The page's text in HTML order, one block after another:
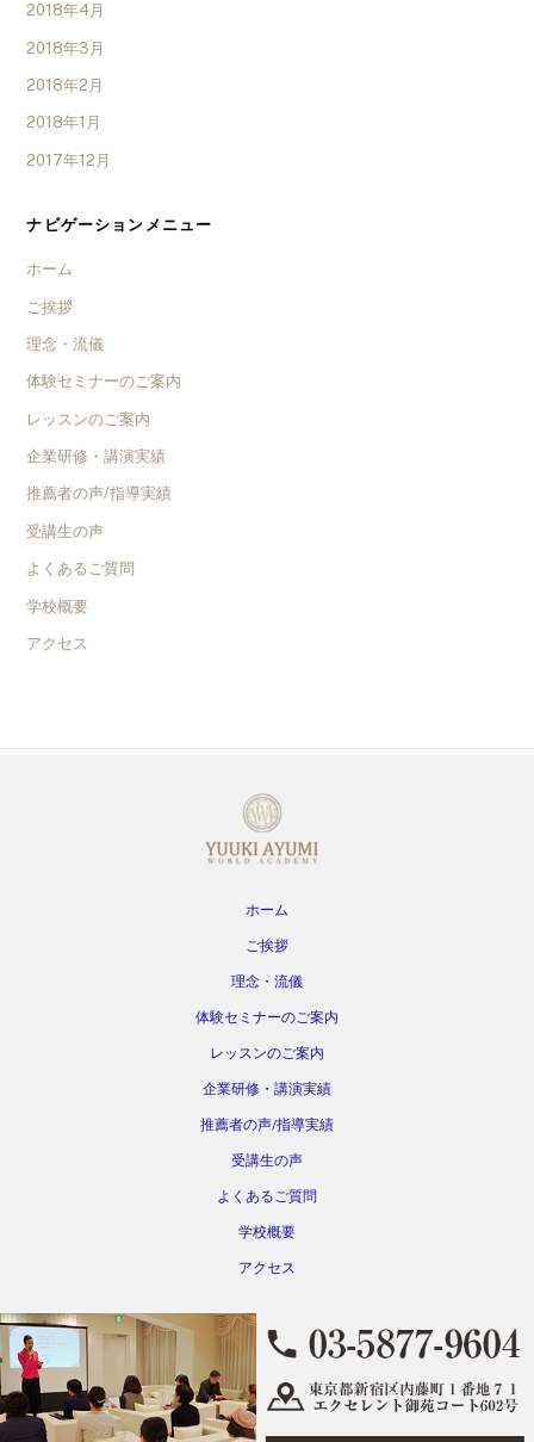
2018年4月
2018年3月
2018年2月
2018年1月
2017年12月
ナビゲーションメニュー
ホーム
ご挨拶
理念・流儀
体験セミナーのご案内
レッスンのご案内
企業研修・講演実績
推薦者の声/指導実績
受講生の声
よくあるご質問
学校概要
アクセス
ホーム
ご挨拶
理念・流儀
体験セミナーのご案内
レッスンのご案内
企業研修・講演実績
推薦者の声/指導実績
受講生の声
よくあるご質問
学校概要
アクセス